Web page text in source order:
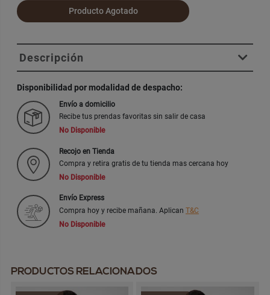
Producto Agotado
Descripción
Disponibilidad por modalidad de despacho:
Envío a domicilio
Recibe tus prendas favoritas sin salir de casa
No Disponible
Recojo en Tienda
Compra y retira gratis de tu tienda mas cercana hoy
No Disponible
Envío Express
Compra hoy y recibe mañana. Aplican T&C
No Disponible
PRODUCTOS RELACIONADOS